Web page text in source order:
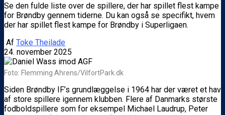
Se den fulde liste over de spillere, der har spillet flest kampe
for Brøndby gennem tiderne. Du kan også se specifikt, hvem
der har spillet flest kampe for Brøndby i Superligaen.
Af Toke Theilade
24. november 2025
Foto: Flemming Ahrens/VilfortPark.dk
Siden Brøndby IF’s grundlæggelse i 1964 har der været et hav
af store spillere igennem klubben. Flere af Danmarks største
fodboldspillere som for eksempel Michael Laudrup, Peter